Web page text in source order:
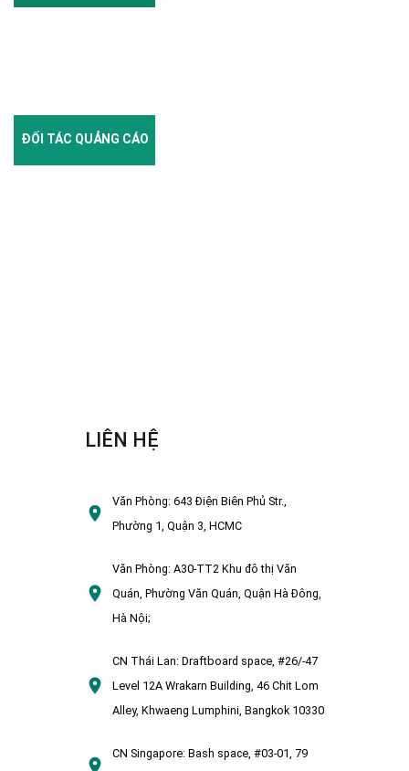
ĐỐI TÁC QUẢNG CÁO
LIÊN HỆ
Văn Phòng:643 Điện Biên Phủ Str.,
Phường 1, Quận 3, HCMC
Văn Phòng:A30-TT2 Khu đô thị Văn
Quán, Phường Văn Quán, Quận Hà Đông,
Hà Nội;
CN Thái Lan: Draftboard space, #26/-47
Level 12A Wrakarn Building, 46 Chit Lom
Alley, Khwaeng Lumphini, Bangkok 10330
CN Singapore: Bash space, #03-01, 79